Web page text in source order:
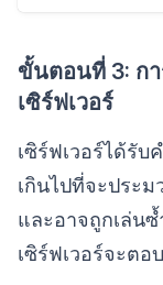
ขั้นตอนที่ 3: ก
เซิร์ฟเวอร์
เซิร์ฟเวอร์ได้รั
เกินไปที่จะประม
และอาจถูกเล่น
เซิร์ฟเวอร์จะตอ